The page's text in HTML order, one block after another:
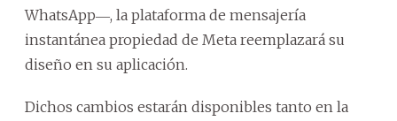
WhatsApp―, la plataforma de mensajería
instantánea propiedad de Meta reemplazará su
diseño en su aplicación.
Dichos cambios estarán disponibles tanto en la